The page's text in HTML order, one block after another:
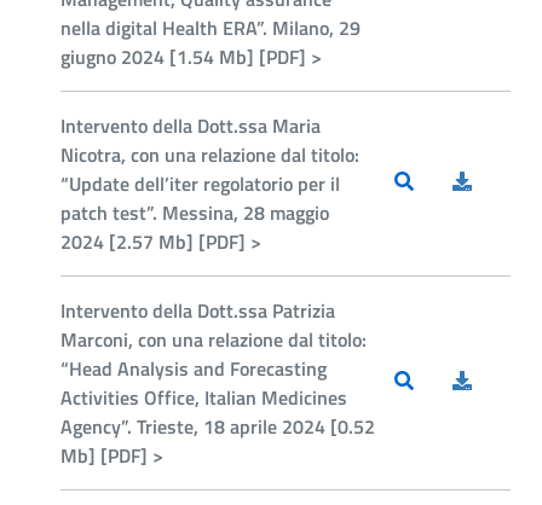
nella digital Health ERA”. Milano, 29
giugno 2024 [1.54 Mb] [PDF] >
Intervento della Dott.ssa Maria
Nicotra, con una relazione dal titolo:
“Update dell’iter regolatorio per il
patch test”. Messina, 28 maggio
2024 [2.57 Mb] [PDF] >
Intervento della Dott.ssa Patrizia
Marconi, con una relazione dal titolo:
“Head Analysis and Forecasting
Activities Office, Italian Medicines
Agency”. Trieste, 18 aprile 2024 [0.52
Mb] [PDF] >